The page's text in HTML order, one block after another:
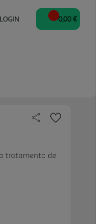
LOGIN 0,00 €
tratamento de